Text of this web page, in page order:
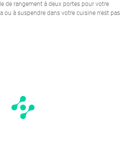
de rangement à deux portes pour votre
ou à suspendre dans votre cuisine n'est pas